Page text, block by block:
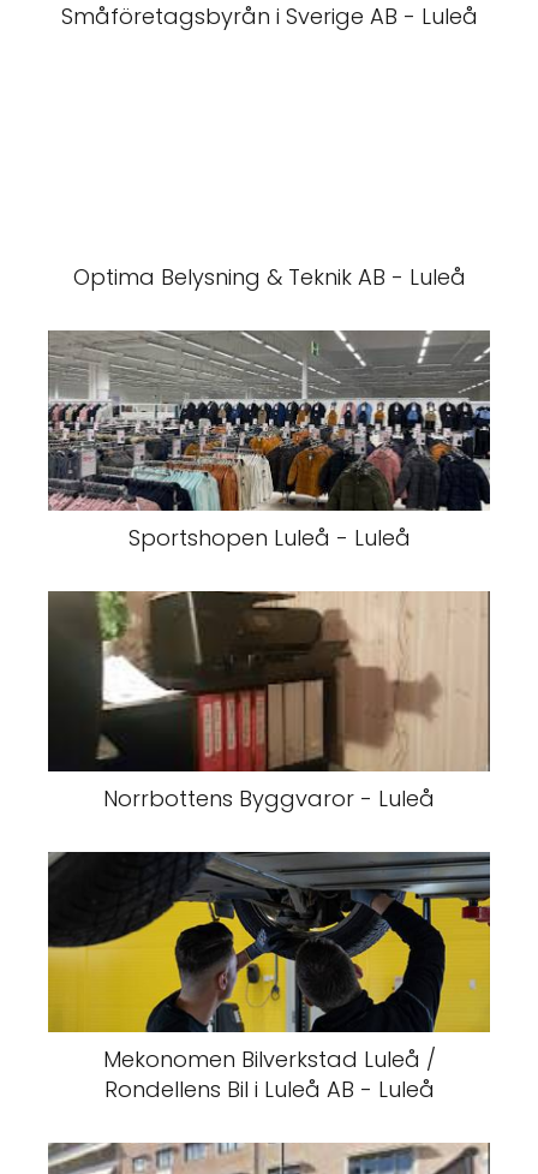
Småföretagsbyrån i Sverige AB - Luleå
Optima Belysning & Teknik AB - Luleå
Sportshopen Luleå - Luleå
Norrbottens Byggvaror - Luleå
Mekonomen Bilverkstad Luleå /
Rondellens Bil i Luleå AB - Luleå